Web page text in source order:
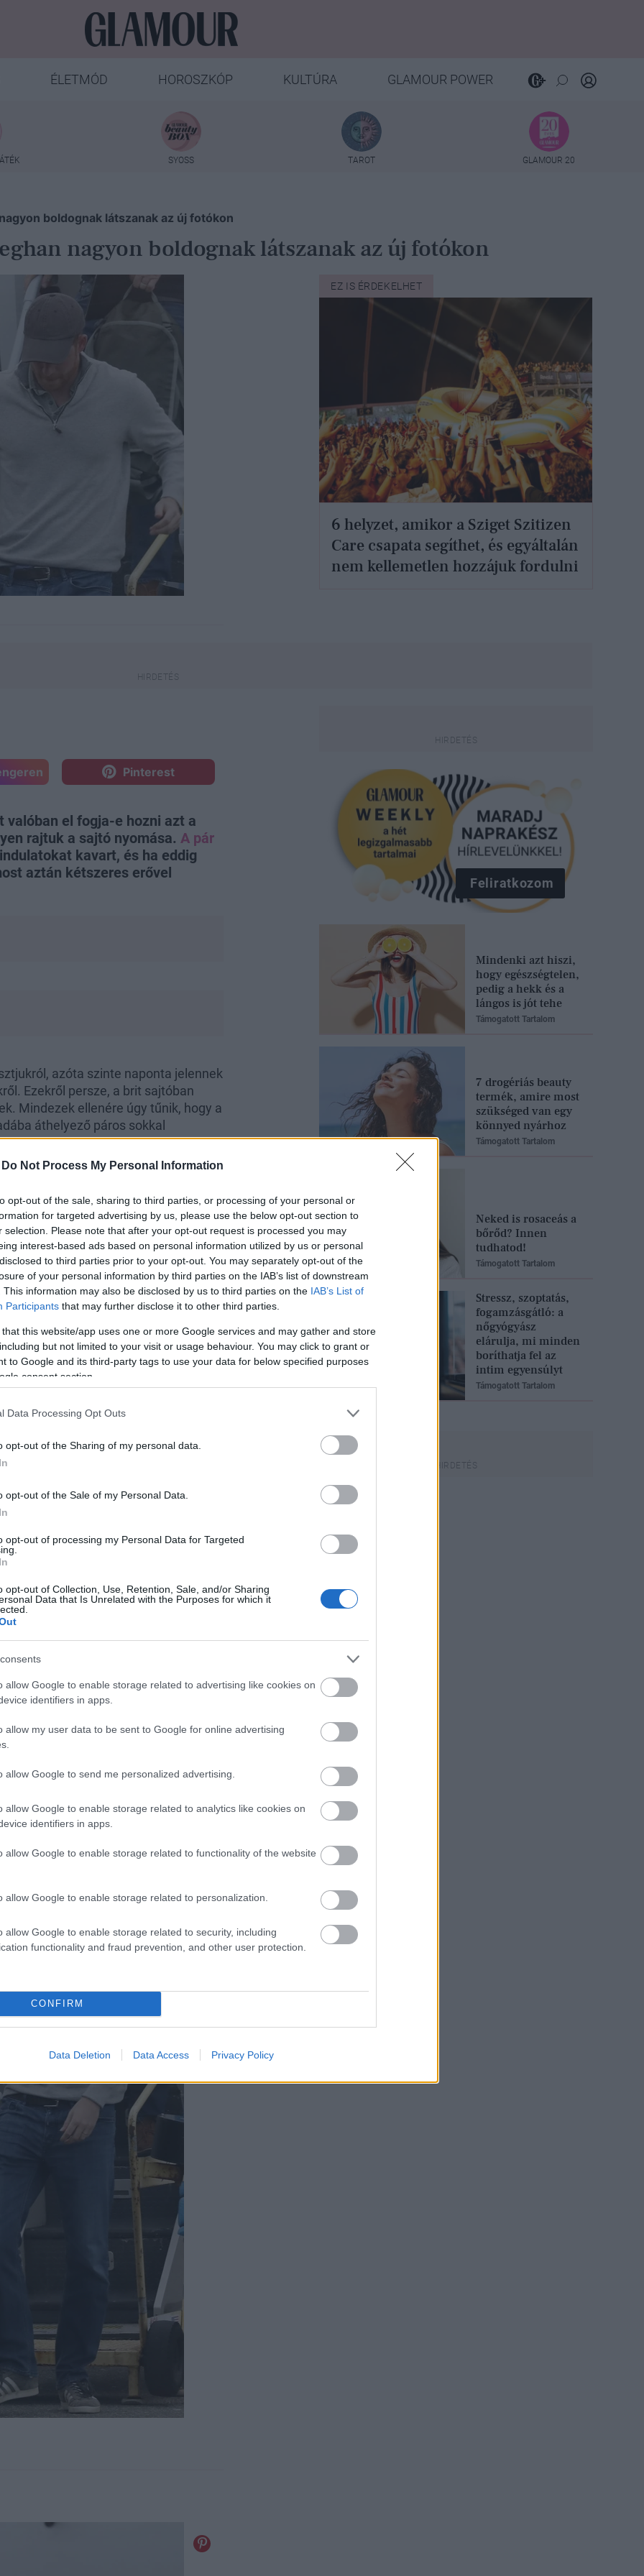
Do Not Process My Personal Information
opt-out of the sale, sharing to third parties, or processing of your personal or
for targeted advertising by us, please use the below opt-out section to
selection. Please note that after your opt-out request is processed you may
interest-based ads based on personal information utilized by us or personal
to third parties prior to your opt-out. You may separately opt-out of the
of your personal information by third parties on the IAB’s list of downstream
This information may also be disclosed by us to third parties on the IAB’s List of
Participants that may further disclose it to other third parties.
that this website/app uses one or more Google services and may gather and store
but not limited to your visit or usage behaviour. You may click to grant or
to Google and its third-party tags to use your data for below specified purposes
consent section.
Data Processing Opt Outs
opt-out of the Sharing of my personal data.
opt-out of the Sale of my Personal Data.
opt-out of processing my Personal Data for Targeted
opt-out of Collection, Use, Retention, Sale, and/or Sharing
Data that Is Unrelated with the Purposes for which it
allow Google to enable storage related to advertising like cookies on
identifiers in apps.
allow my user data to be sent to Google for online advertising
allow Google to send me personalized advertising.
allow Google to enable storage related to analytics like cookies on
identifiers in apps.
allow Google to enable storage related to functionality of the website
allow Google to enable storage related to personalization.
allow Google to enable storage related to security, including
functionality and fraud prevention, and other user protection.
CONFIRM
Data Deletion Data Access Privacy Policy
ÉLETMÓD HOROSZKÓP KULTÚRA GLAMOUR POWER
SYOSS TAROT GLAMOUR 20
boldognak látszanak az új fotókon
nagyon boldognak látszanak az új fotókon
EZ IS ÉRDEKELHET
6 helyzet, amikor a Sziget Szitizen
Care csapata segíthet, és egyáltalán
nem kellemetlen hozzájuk fordulni
Pinterest
valóban el fogja-e hozni azt a
rajtuk a sajtó nyomása. A pár
kavart, és ha eddig
aztán kétszeres erővel
azóta szinte naponta jelennek
Ezekről persze, a brit sajtóban
Mindezek ellenére úgy tűnik, hogy a
áthelyező páros sokkal
jófej Meghan Markle
jófej Meghan Markle
idő után újra lencsevégre
Harry és Meghan Markle Valentin-
készült róluk néhány felvétel,
mosolygósan hagyják el a
a felhajtás, és még kisimultabb
Feliratkozom
Mindenki azt hiszi,
hogy egészségtelen,
pedig a hekk és a
lángos is jót tehe
Támogatott Tartalom
7 drogériás beauty
termék, amire most
szükséged van egy
könnyed nyárhoz
Támogatott Tartalom
Neked is rosaceás a
bőrőd? Innen
tudhatod!
Támogatott Tartalom
Stressz, szoptatás,
fogamzásgátló: a
nőgyógyász
elárulja, mi minden
boríthatja fel az
intim egyensúlyt
Támogatott Tartalom